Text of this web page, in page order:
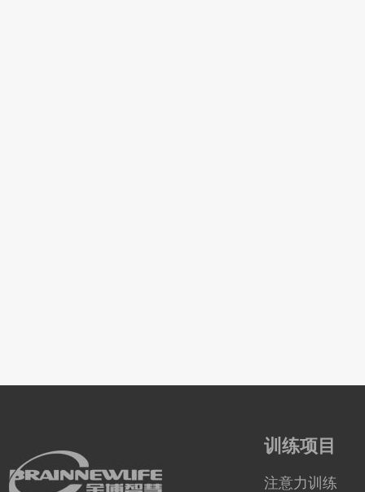
训练项目
注意力训练